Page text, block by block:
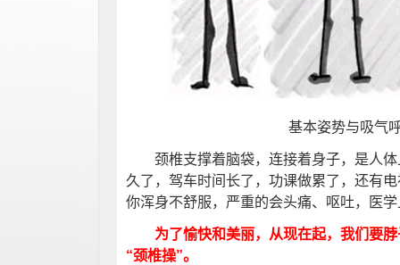
基本姿势与吸气
颈椎支撑着脑袋，连接着身子，是人
久了，驾车时间长了，功课做累了，还有
你浑身不舒服，严重的会头痛、呕吐，医学
为了愉快和美丽，从现在起，我们要
“颈椎操”。